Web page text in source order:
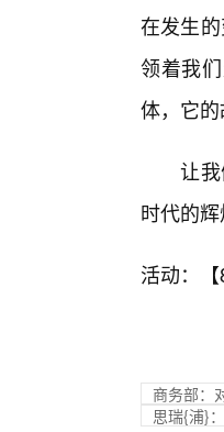
在发生
领着我
体，它
让
时代的辉
活动：【
商务部：
思瑞{浦}